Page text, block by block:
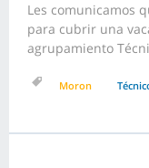
Les comunicamos
para cubrir una
agrupamiento
Moron